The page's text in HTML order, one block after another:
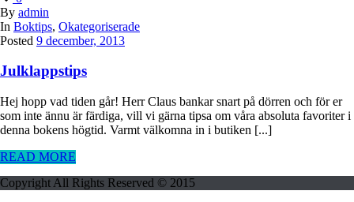
By admin
In Boktips, Okategoriserade
Posted 9 december, 2013
Julklappstips
Hej hopp vad tiden går! Herr Claus bankar snart på dörren och för er
som inte ännu är färdiga, vill vi gärna tipsa om våra absoluta favoriter i
denna bokens högtid. Varmt välkomna in i butiken [...]
READ MORE
Copyright All Rights Reserved © 2015